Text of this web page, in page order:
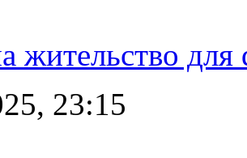
жительство
23:15